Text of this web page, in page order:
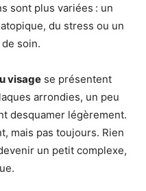
sont plus variées : un
du stress ou un
soin.
visage se présentent
arrondies, un peu
desquamer légèrement.
mais pas toujours. Rien
un petit complexe,